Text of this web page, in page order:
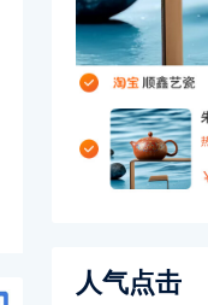
人气点击